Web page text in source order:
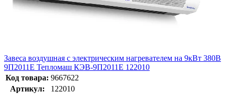
Завеса воздушная с электрическим нагревателем на 9кВт 380В
9П2011Е Тепломаш КЭВ-9П2011Е 122010
Код товара: 9667622
Артикул:
122010